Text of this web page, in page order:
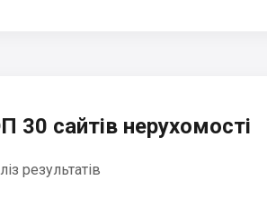
сайтів нерухомості
результатів